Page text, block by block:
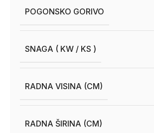
POGONSKO GORIVO
SNAGA ( KW / KS )
RADNA VISINA (CM)
RADNA ŠIRINA (CM)